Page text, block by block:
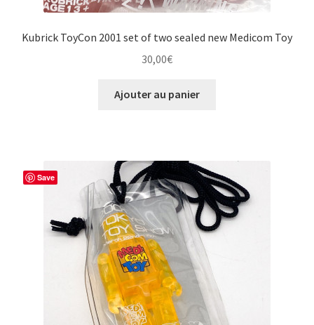
Kubrick ToyCon 2001 set of two sealed new Medicom Toy
30,00€
Ajouter au panier
Save